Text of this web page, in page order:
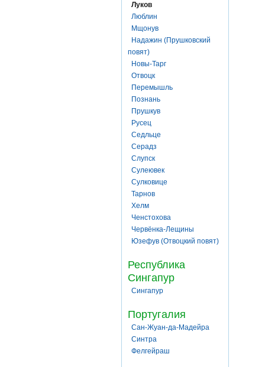
Луков
Люблин
Мщонув
Надажин (Прушковский
повят)
Новы-Тарг
Отвоцк
Перемышль
Познань
Прушкув
Русец
Седльце
Серадз
Слупск
Сулеювек
Сулковице
Тарнов
Хелм
Ченстохова
Червёнка-Лещины
Юзефув (Отвоцкий повят)
Республика
Сингапур
Сингапур
Португалия
Сан-Жуан-да-Мадейра
Синтра
Фелгейраш